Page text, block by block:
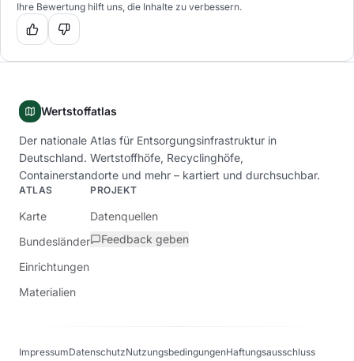
Ihre Bewertung hilft uns, die Inhalte zu verbessern.
Wertstoffatlas
Der nationale Atlas für Entsorgungsinfrastruktur in
Deutschland. Wertstoffhöfe, Recyclinghöfe,
Containerstandorte und mehr – kartiert und durchsuchbar.
ATLAS
Karte
Bundesländer
Einrichtungen
Materialien
PROJEKT
Datenquellen
Feedback geben
ImpressumDatenschutzNutzungsbedingungenHaftungsausschluss